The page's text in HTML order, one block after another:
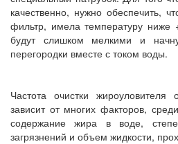
качественно, нужно обеспечить,
фильтр, имела температуру ниже
будут слишком мелкими и
перегородки вместе с током воды.
Частота очистки жироуловителя
зависит от многих факторов,
содержание жира в воде,
загрязнений и объем жидкости,